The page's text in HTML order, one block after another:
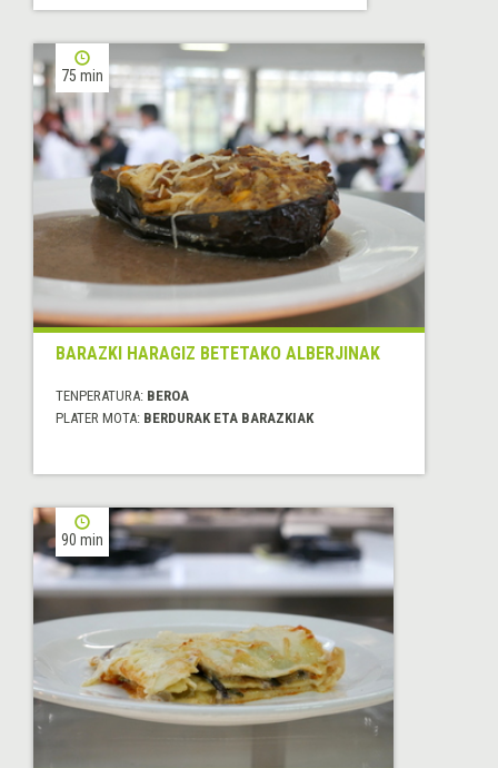
75 min
BARAZKI HARAGIZ BETETAKO ALBERJINAK
TENPERATURA: BEROA
PLATER MOTA: BERDURAK ETA BARAZKIAK
90 min